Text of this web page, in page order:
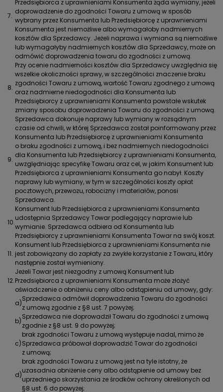
7.
Przedsiębiorca z uprawnieniami Konsumenta żąda wymiany, jeżeli
doprowadzenie do zgodności Towaru z umową w sposób
wybrany przez Konsumenta lub Przedsiębiorcę z uprawnieniami
Konsumenta jest niemożliwe albo wymagałoby nadmiernych
kosztów dla Sprzedawcy. Jeżeli naprawa i wymiana są niemożliwe
lub wymagałyby nadmiernych kosztów dla Sprzedawcy, może on
odmówić doprowadzenia towaru do zgodności z umową.
8.
Przy ocenie nadmierności kosztów dla Sprzedawcy uwzględnia się
wszelkie okoliczności sprawy, w szczególności znaczenie braku
zgodności Towaru z umową, wartość Towaru zgodnego z umową
oraz nadmierne niedogodności dla Konsumenta lub
Przedsiębiorcy z uprawnieniami Konsumenta powstałe wskutek
zmiany sposobu doprowadzenia Towaru do zgodności z umową.
9.
Sprzedawca dokonuje naprawy lub wymiany w rozsądnym
czasie od chwili, w której Sprzedawca został poinformowany przez
Konsumenta lub Przedsiębiorcę z uprawnieniami Konsumenta
o braku zgodności z umową, i bez nadmiernych niedogodności
dla Konsumenta lub Przedsiębiorcy z uprawnieniami Konsumenta,
uwzględniając specyfikę Towaru oraz cel, w jakim Konsument lub
Przedsiębiorca z uprawnieniami Konsumenta go nabył. Koszty
naprawy lub wymiany, w tym w szczególności koszty opłat
pocztowych, przewozu, robocizny i materiałów, ponosi
Sprzedawca.
10.
Konsument lub Przedsiębiorca z uprawnieniami Konsumenta
udostępnia Sprzedawcy Towar podlegający naprawie lub
wymianie. Sprzedawca odbiera od Konsumenta lub
Przedsiębiorcy z uprawnieniami Konsumenta Towar na swój koszt.
11.
Konsument lub Przedsiębiorca z uprawnieniami Konsumenta nie
jest zobowiązany do zapłaty za zwykłe korzystanie z Towaru, który
następnie został wymieniony.
12.
Jeżeli Towar jest niezgodny z umową Konsument lub
Przedsiębiorca z uprawnieniami Konsumenta może złożyć
oświadczenie o obniżeniu ceny albo odstąpieniu od umowy, gdy:
a)
Sprzedawca odmówił doprowadzenia Towaru do zgodności
z umową zgodnie z §8 ust. 7 powyżej;
b)
Sprzedawca nie doprowadził Towaru do zgodności z umową
zgodnie z §8 ust. 9 do powyżej;
c)
brak zgodności Towaru z umową występuje nadal, mimo że
Sprzedawca próbował doprowadzić Towar do zgodności
z umową;
d)
brak zgodności Towaru z umową jest na tyle istotny, że
uzasadnia obniżenie ceny albo odstąpienie od umowy bez
uprzedniego skorzystania ze środków ochrony określonych od
§8 ust. 6 do powyżej;